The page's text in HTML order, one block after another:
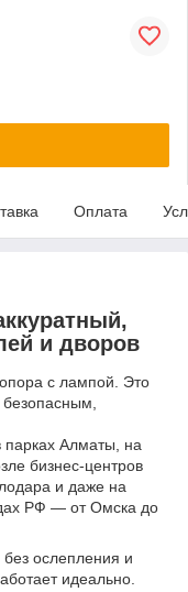
Оплата
и дворов
с лампой. Это
безопасным,
парках Алматы, на
бизнес-центров
и даже на
РФ — от Омска до
без ослепления и
идеально.